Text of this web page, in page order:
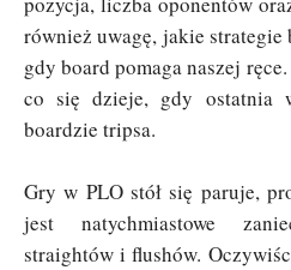
również uwagę, jakie strategie
gdy board pomaga naszej
co się dzieje, gdy ostatnia
boardzie tripsa.
Gry w PLO stół się paruje,
jest natychmiastowe
straightów i flushów.